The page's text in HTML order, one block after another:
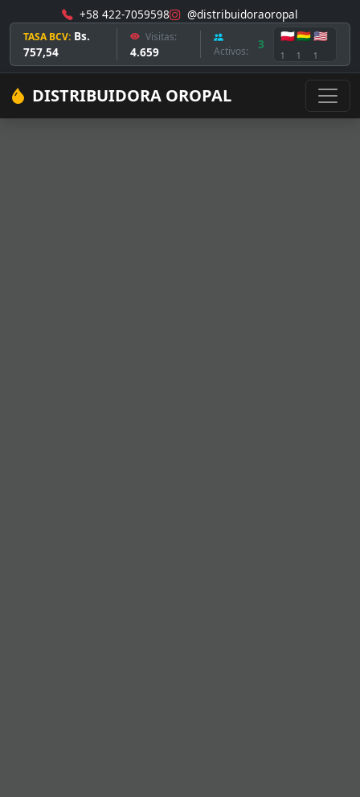
+58 422-7059598 @distribuidoraoropal
TASA BCV: Bs.
757,54
Visitas:
4.659 Activos: 3
🇵🇱
1
🇧🇴
1
🇺🇸
1
DISTRIBUIDORA OROPAL